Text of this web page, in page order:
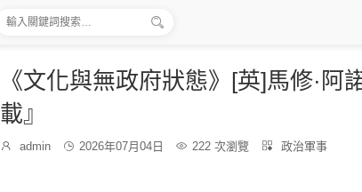

《文化與無政府狀態》[英]馬修·阿
載』

博
admin  發
2026年07月04日  222 次瀏覽 
分
政治軍事